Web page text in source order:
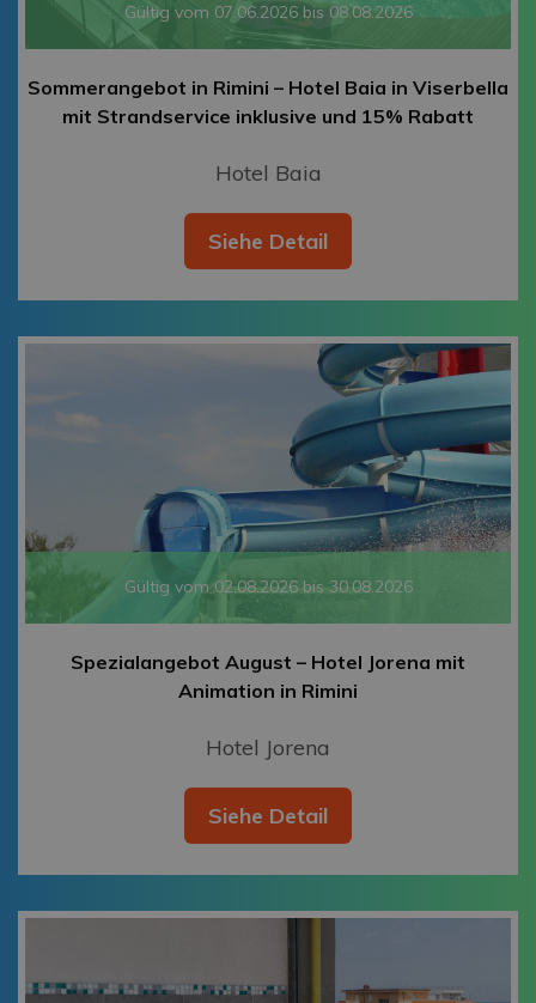
Gültig vom 07.06.2026 bis 08.08.2026
Sommerangebot in Rimini – Hotel Baia in Viserbella
mit Strandservice inklusive und 15% Rabatt
Hotel Baia
Siehe Detail
Gültig vom 02.08.2026 bis 30.08.2026
Spezialangebot August – Hotel Jorena mit
Animation in Rimini
Hotel Jorena
Siehe Detail